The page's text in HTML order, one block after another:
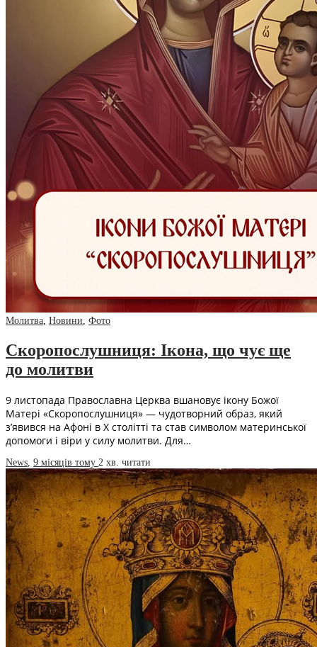
Молитва Новини Фото
Скоропослушниця: Ікона, що чує ще
до молитви
9 листопада Православна Церква вшановує ікону Божої
Матері «Скоропослушниця» — чудотворний образ, який
з’явився на Афоні в X столітті та став символом материнської
допомоги і віри у силу молитви. Для…
News 9 місяців тому 2 хв. читати